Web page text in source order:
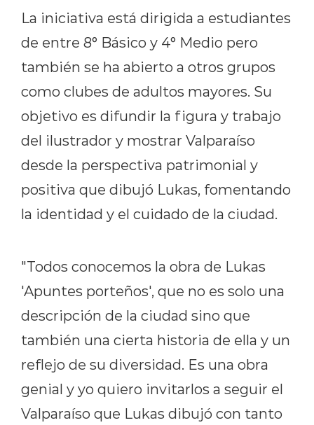
La iniciativa está dirigida a estudiantes
de entre 8° Básico y 4° Medio pero
también se ha abierto a otros grupos
como clubes de adultos mayores. Su
objetivo es difundir la figura y trabajo
del ilustrador y mostrar Valparaíso
desde la perspectiva patrimonial y
positiva que dibujó Lukas, fomentando
la identidad y el cuidado de la ciudad.
"Todos conocemos la obra de Lukas
'Apuntes porteños', que no es solo una
descripción de la ciudad sino que
también una cierta historia de ella y un
reflejo de su diversidad. Es una obra
genial y yo quiero invitarlos a seguir el
Valparaíso que Lukas dibujó con tanto